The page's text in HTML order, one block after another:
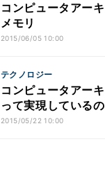
コンピュータアー
メモリ
2015/06/05 10:00
テクノロジー
コンピュータアー
って実現している
2015/05/22 10:00